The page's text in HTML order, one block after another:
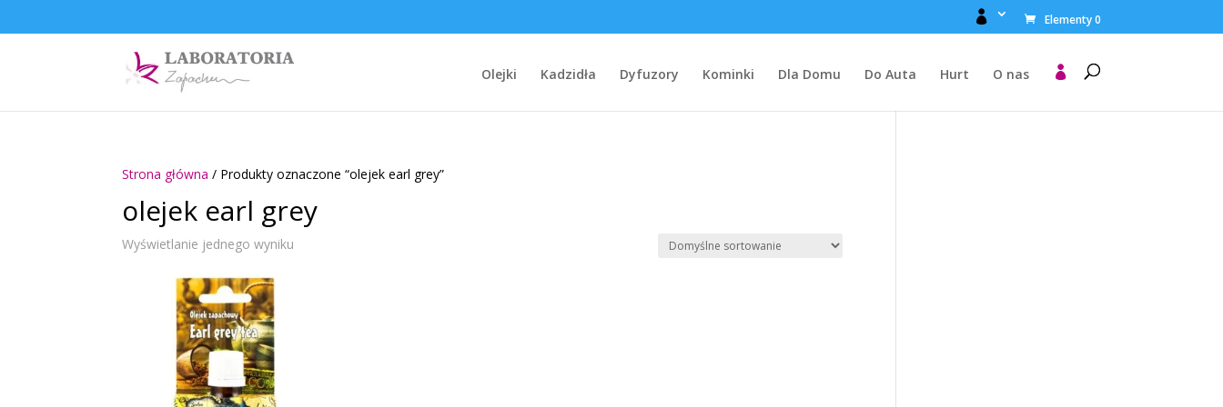
 Elementy 0
Olejki Kadzidła Dyfuzory Kominki Dla Domu Do Auta Hurt O nas 
Strona główna / Produkty oznaczone “olejek earl grey”
olejek earl grey
Wyświetlanie jednego wyniku